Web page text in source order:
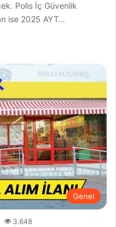
Polis İç Güvenlik
ise 2025 AYT…
Genel
3.648